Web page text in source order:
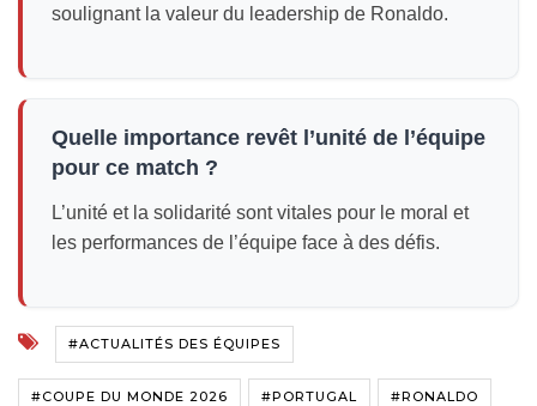
soulignant la valeur du leadership de Ronaldo.
Quelle importance revêt l’unité de l’équipe
pour ce match ?
L’unité et la solidarité sont vitales pour le moral et
les performances de l’équipe face à des défis.
#ACTUALITÉS DES ÉQUIPES
#COUPE DU MONDE 2026 #PORTUGAL #RONALDO